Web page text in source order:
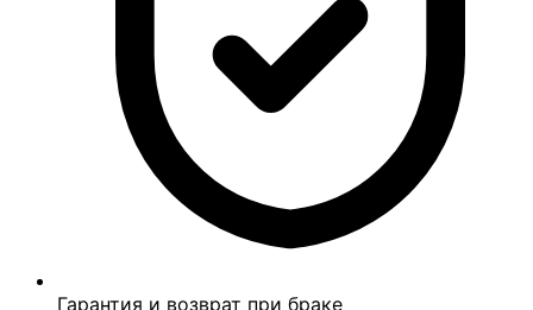
Гарантия и возврат при браке